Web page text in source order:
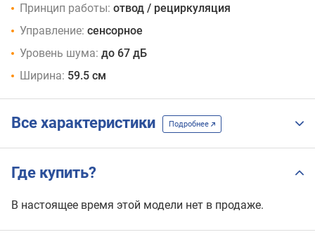
Принцип работы: отвод / рециркуляция
Управление: сенсорное
Уровень шума: до 67 дБ
Ширина: 59.5 см
Все характеристики Подробнее
Где купить?
В настоящее время этой модели нет в продаже.